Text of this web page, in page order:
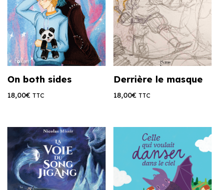
On both sides
18,00€ TTC
Derrière le masque
18,00€ TTC